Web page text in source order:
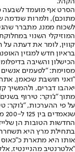
הסרט אף מועמד לשבעה
מתוכם), ולמרות שנדמה
לשכוח ממנו, מתברר
המוזיקלי השנוי
קווין, לומר את דעתה
הכישלון והשיבה
מסוימת: "לפעמים
"ואני חושבת שכאמן,
יאהבו דברים, ולהמשיך
מתוך "ג'וקר: טירוף
על פי ההערכות, "ג'וקר:
שנאמדים בין 125 ל-200 מיליון דולר.
החדשות הטובות הן
אותו היא מתארת כ"כאוס
"אלטרנטיב מהניינטיז,